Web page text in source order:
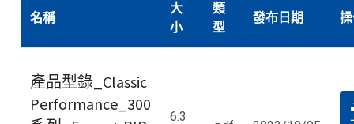
名稱
大
小
類
型
發布日期
產品型錄_Classic
Performance_300
6.3